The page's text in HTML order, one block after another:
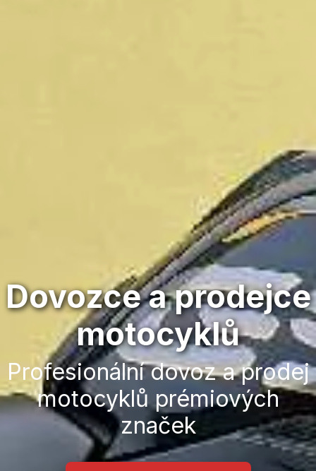
Dovozce a prodejce
motocyklů
Profesionální dovoz a prodej
motocyklů prémiových
značek